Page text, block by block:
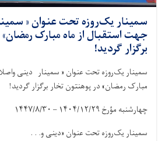
سمینار یک‌روزه تحت عنوان «
جهت استقبال از ماه مبارک
برگزار گردید!
سمینار یک‌روزه تحت عنوان « سمینار دینی
مبارک رمضان» در پوهنتون تخار برگزار گردید!
چهارشنبه مؤرخ ۱۴۰۴/۱۲/۲۹ – ۱۴۴۷/۸/۳۰
سمینار یک‌روزه تحت عنوان «دینی و. . .